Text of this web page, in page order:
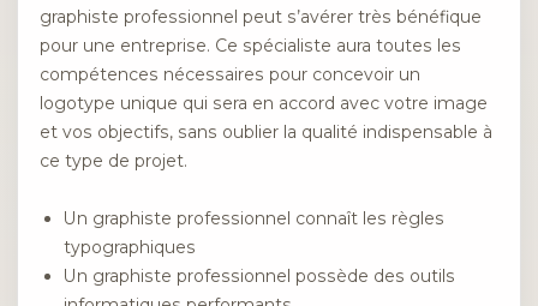
graphiste professionnel peut s’avérer très bénéfique
pour une entreprise. Ce spécialiste aura toutes les
compétences nécessaires pour concevoir un
logotype unique qui sera en accord avec votre image
et vos objectifs, sans oublier la qualité indispensable à
ce type de projet.
Un graphiste professionnel connaît les règles
typographiques
Un graphiste professionnel possède des outils